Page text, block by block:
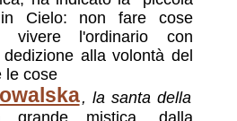
Cielo: non fare cose
vivere l'ordinario con
alla volontà del
le cose
, la santa della
mistica, dalla